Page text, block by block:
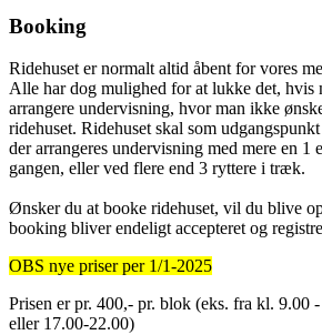
Booking
Ridehuset er normalt altid åbent for vores
Alle har dog mulighed for at lukke det, hvis
arrangere undervisning, hvor man ikke
ridehuset. Ridehuset skal som
der arrangeres undervisning med mere en 1
gangen, eller ved flere end 3 ryttere i træk.
Ønsker du at booke ridehuset, vil du blive
booking bliver endeligt accepteret og
OBS nye priser per 1/1-2025
Prisen er pr. 400,- pr. blok (eks. fra kl. 9.00
eller 17.00-22.00)